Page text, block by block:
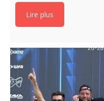
Twitter(ouvre
dans
une
fenêtre)
Facebook(ouvre
nouvelle
fenêtre)
Lire plus